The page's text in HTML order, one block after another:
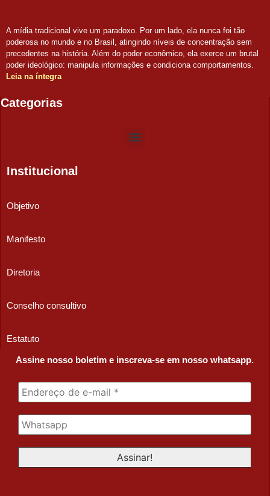
A mídia tradicional vive um paradoxo. Por um lado, ela nunca foi tão
poderosa no mundo e no Brasil, atingindo níveis de concentração sem
precedentes na história. Além do poder econômico, ela exerce um brutal
poder ideológico: manipula informações e condiciona comportamentos.
Leia na íntegra
Categorias
Institucional
Objetivo
Manifesto
Diretoria
Conselho consultivo
Estatuto
Assine nosso boletim e inscreva-se em nosso whatsapp.